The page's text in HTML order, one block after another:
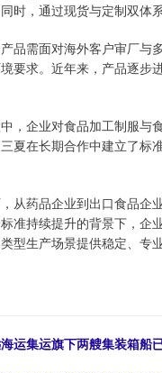
时，通过现货与定制双体
品需面对海外客户审厂
要求。近年来，产品逐步
，企业对食品加工制服
夏在长期合作中建立了
从药品企业到出口食品
准持续提升的背景下，
型生产场景提供稳定、专
运集运旗下两艘集装箱船